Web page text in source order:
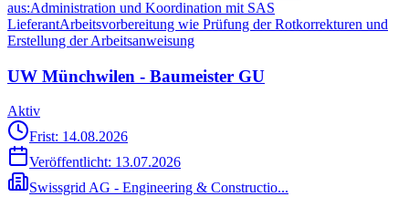
aus:Administration und Koordination mit SAS
LieferantArbeitsvorbereitung wie Prüfung der Rotkorrekturen und
Erstellung der Arbeitsanweisung
UW Münchwilen - Baumeister GU
Aktiv
Frist: 14.08.2026
Veröffentlicht: 13.07.2026
Swissgrid AG - Engineering & Constructio...